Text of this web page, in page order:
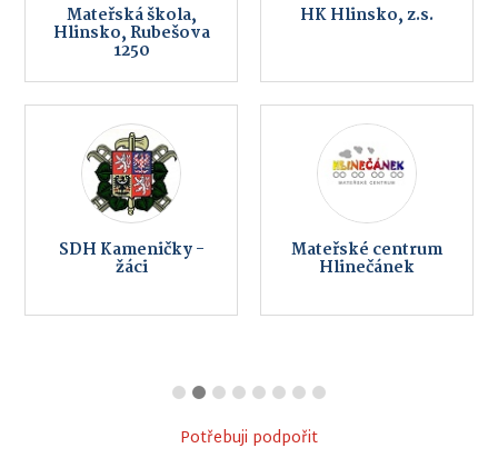
Mateřská škola,
Hlinsko, Rubešova
1250
HK Hlinsko, z.s.
SDH Kameničky -
žáci
Mateřské centrum
Hlinečánek
Potřebuji podpořit